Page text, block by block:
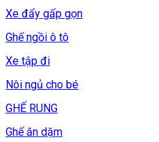
Xe đẩy gấp gọn
Ghế ngồi ô tô
Xe tập đi
Nôi ngủ cho bé
GHẾ RUNG
Ghế ăn dặm